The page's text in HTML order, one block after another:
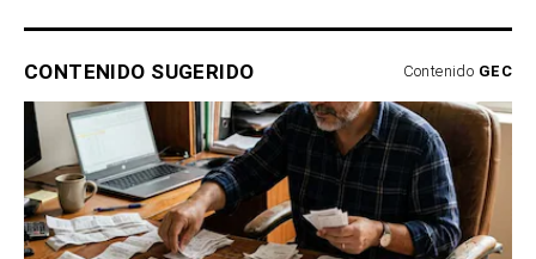
CONTENIDO SUGERIDO Contenido GEC